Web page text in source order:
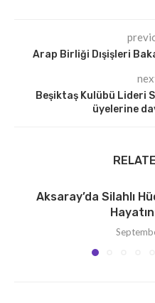
Arap Birliği Dışişleri
Beşiktaş Kulübü Lideri
üyelerine
Aksaray’da Silahlı